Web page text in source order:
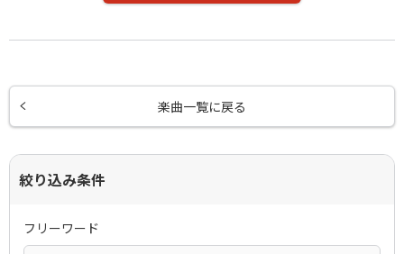
楽曲一覧に戻る
絞り込み条件
フリーワード